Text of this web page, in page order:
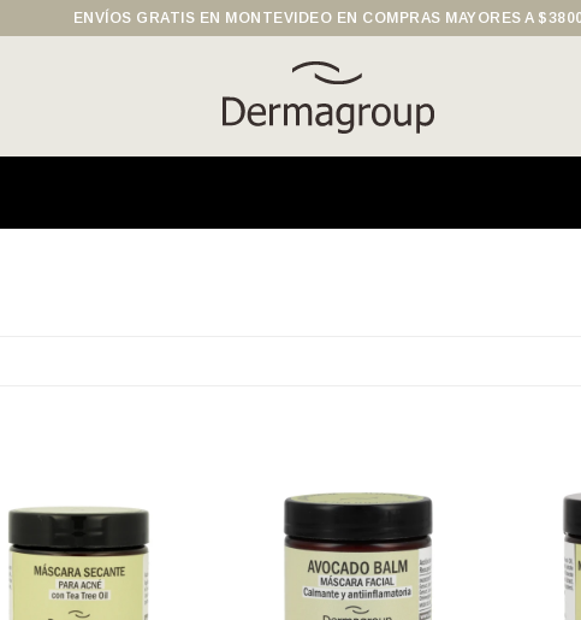
ENVÍOS GRATIS EN MONTEVIDEO EN COMPRAS MAYORES A